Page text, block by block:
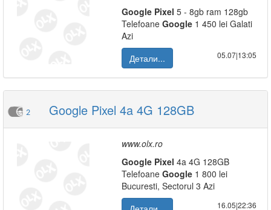
Google Pixel 5 - 8gb ram 128gb
Telefoane Google 1 450 lei Galati
Azi
Детали...
05.07|13:05
2 Google Pixel 4a 4G 128GB
www.olx.ro
Google Pixel 4a 4G 128GB
Telefoane Google 1 800 lei
Bucuresti, Sectorul 3 Azi
16.05|22:36